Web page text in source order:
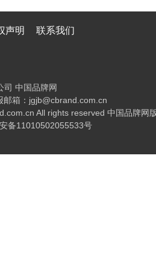
声明 联系我们
司 中国品牌网
箱：jgjb@cbrand.com.cn
All rights reserved 中国品牌网
备11010502055533号